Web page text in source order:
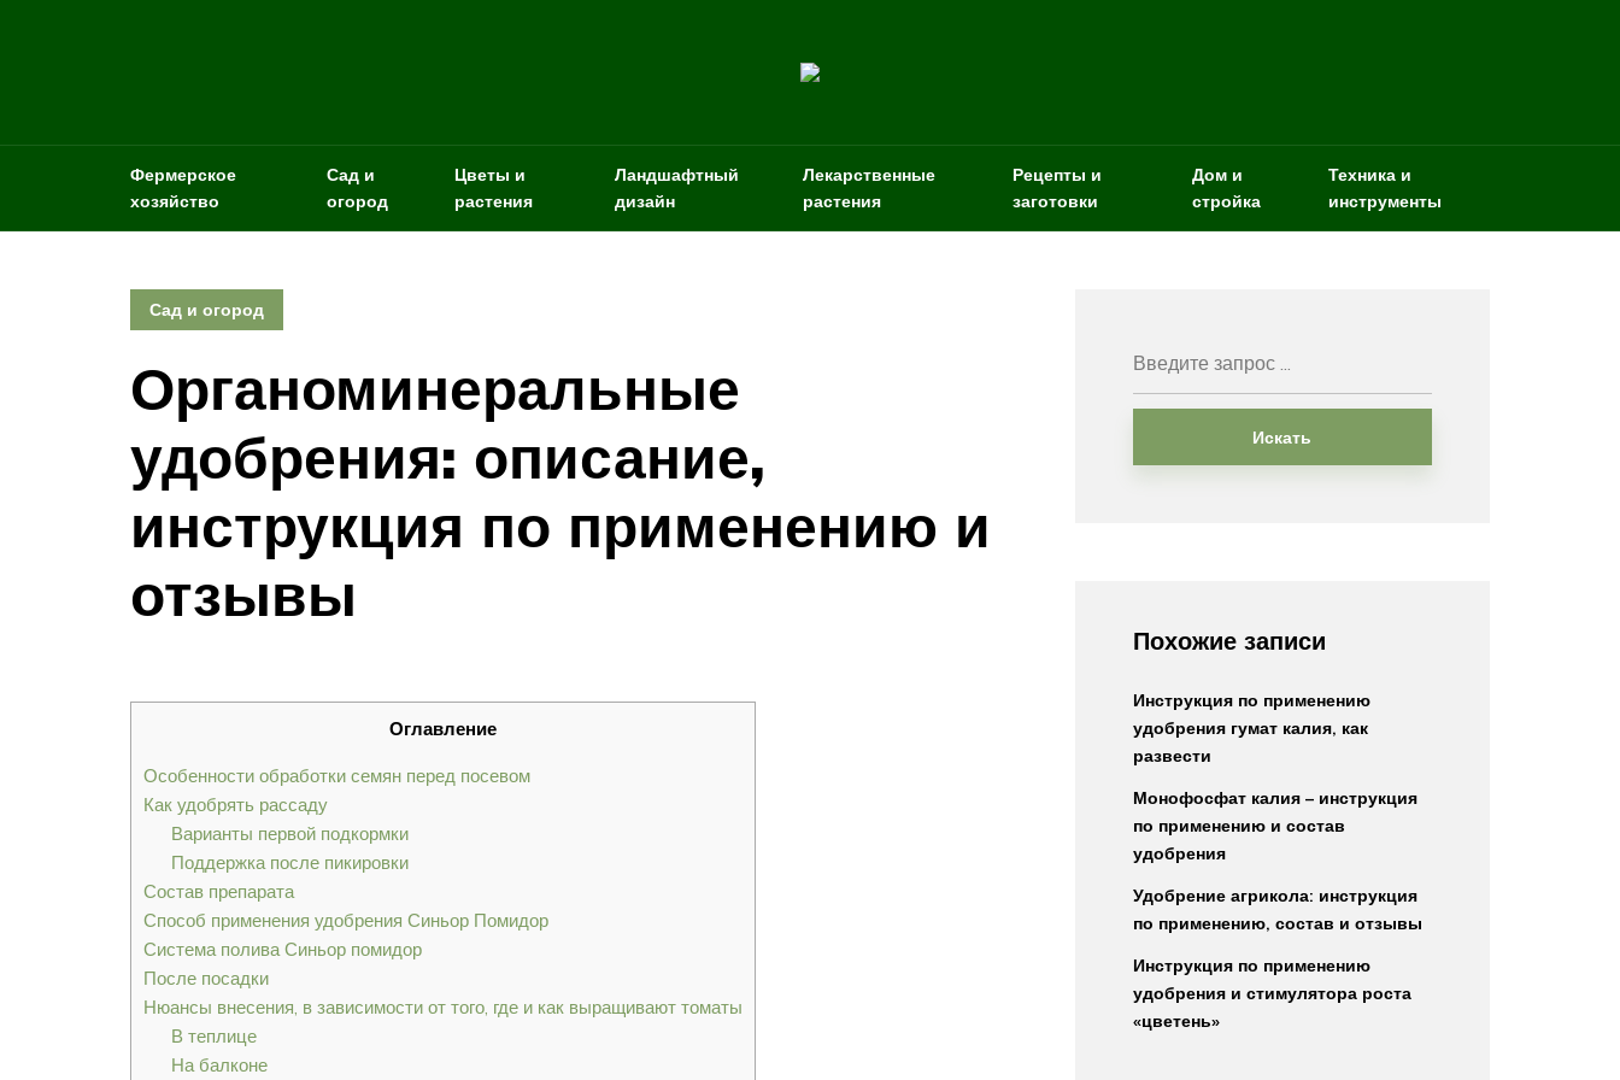
Фермерское
хозяйство
Сад и
огород
Цветы и
растения
Ландшафтный
дизайн
Лекарственные
растения
Рецепты и
заготовки
Дом и
стройка
Техника и
инструменты
Сад и огород
Органоминеральные
удобрения: описание,
инструкция по применению и
отзывы
Оглавление
Особенности обработки семян перед посевом
Как удобрять рассаду
Варианты первой подкормки
Поддержка после пикировки
Состав препарата
Способ применения удобрения Синьор Помидор
Система полива Синьор помидор
После посадки
Нюансы внесения, в зависимости от того, где и как выращивают томаты
В теплице
На балконе
Искать
Похожие записи
Инструкция по применению
удобрения гумат калия, как
развести
Монофосфат калия – инструкция
по применению и состав
удобрения
Удобрение агрикола: инструкция
по применению, состав и отзывы
Инструкция по применению
удобрения и стимулятора роста
«цветень»